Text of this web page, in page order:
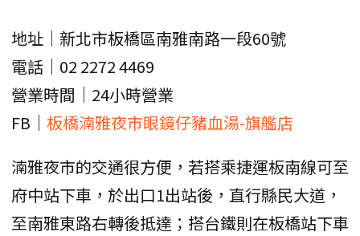
地址｜新北市板橋區南雅南路一段60號
電話｜02 2272 4469
營業時間｜24小時營業
FB｜ 板橋湳雅夜市眼鏡仔豬血湯-旗艦店
湳雅夜市的交通很方便，若搭乘捷運板南線可至
府中站下車，於出口1出站後，直行縣民大道，
至南雅東路右轉後抵達；搭台鐵則在板橋站下車